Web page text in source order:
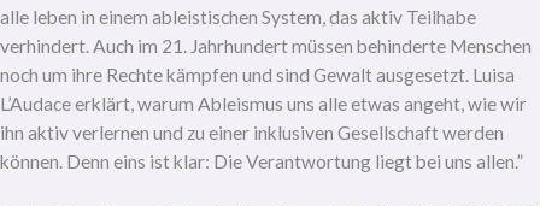
alle leben in einem ableistischen System, das aktiv Teilhabe
verhindert. Auch im 21. Jahrhundert müssen behinderte Menschen
noch um ihre Rechte kämpfen und sind Gewalt ausgesetzt. Luisa
L’Audace erklärt, warum Ableismus uns alle etwas angeht, wie wir
ihn aktiv verlernen und zu einer inklusiven Gesellschaft werden
können. Denn eins ist klar: Die Verantwortung liegt bei uns allen.”